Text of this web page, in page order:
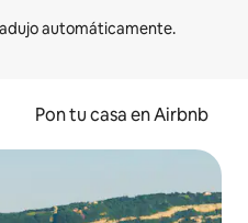
Pon tu casa en Airbnb